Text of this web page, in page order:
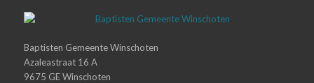
Baptisten Gemeente Winschoten
Azaleastraat 16 A
9675 GE Winschoten